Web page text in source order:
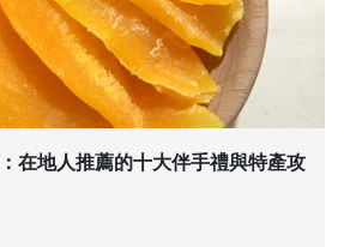
在地人推薦的十大伴手禮與特產攻